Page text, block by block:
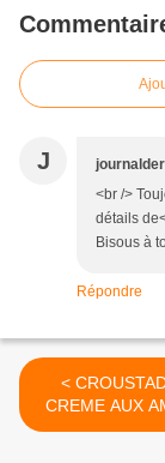
J
<br />
détails
Bisous à
Répondre
< CROUSTADE A LA
CREME AUX
AUX